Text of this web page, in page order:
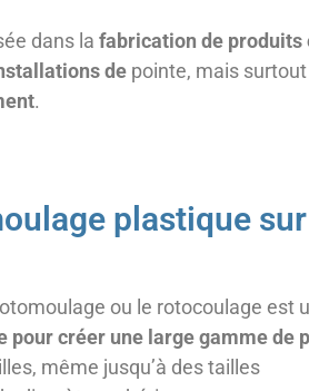
dans la fabrication de produits
de pointe, mais surtout
.
plastique sur
ou le rotocoulage est
pour créer une large gamme de
même jusqu’à des tailles